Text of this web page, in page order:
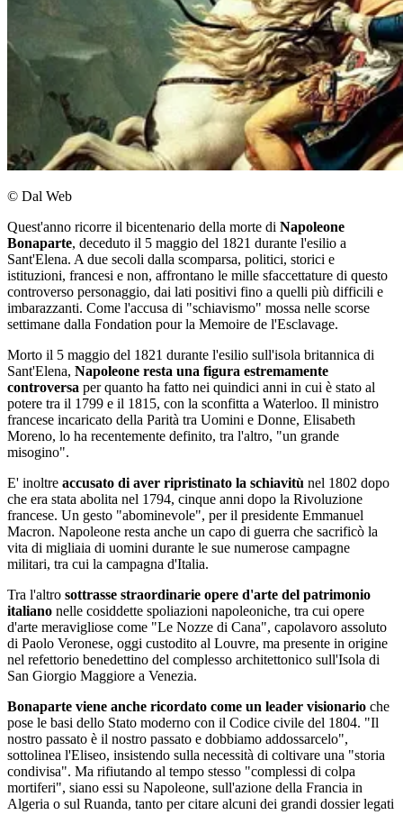
© Dal Web
Quest'anno ricorre il bicentenario della morte di Napoleone
Bonaparte, deceduto il 5 maggio del 1821 durante l'esilio a
Sant'Elena. A due secoli dalla scomparsa, politici, storici e
istituzioni, francesi e non, affrontano le mille sfaccettature di questo
controverso personaggio, dai lati positivi fino a quelli più difficili e
imbarazzanti. Come l'accusa di "schiavismo" mossa nelle scorse
settimane dalla Fondation pour la Memoire de l'Esclavage.
Morto il 5 maggio del 1821 durante l'esilio sull'isola britannica di
Sant'Elena, Napoleone resta una figura estremamente
controversa per quanto ha fatto nei quindici anni in cui è stato al
potere tra il 1799 e il 1815, con la sconfitta a Waterloo. Il ministro
francese incaricato della Parità tra Uomini e Donne, Elisabeth
Moreno, lo ha recentemente definito, tra l'altro, "un grande
misogino".
E' inoltre accusato di aver ripristinato la schiavitù nel 1802 dopo
che era stata abolita nel 1794, cinque anni dopo la Rivoluzione
francese. Un gesto "abominevole", per il presidente Emmanuel
Macron. Napoleone resta anche un capo di guerra che sacrificò la
vita di migliaia di uomini durante le sue numerose campagne
militari, tra cui la campagna d'Italia.
Tra l'altro sottrasse straordinarie opere d'arte del patrimonio
italiano nelle cosiddette spoliazioni napoleoniche, tra cui opere
d'arte meravigliose come "Le Nozze di Cana", capolavoro assoluto
di Paolo Veronese, oggi custodito al Louvre, ma presente in origine
nel refettorio benedettino del complesso architettonico sull'Isola di
San Giorgio Maggiore a Venezia.
Bonaparte viene anche ricordato come un leader visionario che
pose le basi dello Stato moderno con il Codice civile del 1804. "Il
nostro passato è il nostro passato e dobbiamo addossarcelo",
sottolinea l'Eliseo, insistendo sulla necessità di coltivare una "storia
condivisa". Ma rifiutando al tempo stesso "complessi di colpa
mortiferi", siano essi su Napoleone, sull'azione della Francia in
Algeria o sul Ruanda, tanto per citare alcuni dei grandi dossier legati